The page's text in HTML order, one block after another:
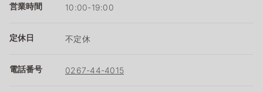
営業時間 10:00-19:00
定休日 不定休
電話番号 0267-44-4015